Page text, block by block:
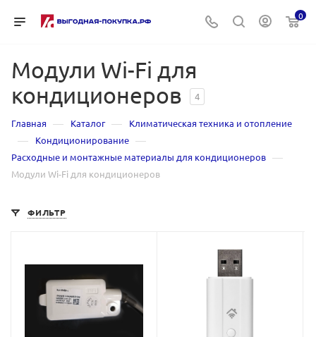
0
Модули Wi-Fi для
кондиционеров
4
Главная — Каталог — Климатическая техника и отопление
— Кондиционирование —
Расходные и монтажные материалы для кондиционеров —
Модули Wi-Fi для кондиционеров
ФИЛЬТР